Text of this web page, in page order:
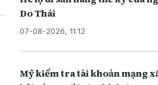
Do Thái
07-08-2026, 11:12
Mỹ kiểm tra tài khoản mạng